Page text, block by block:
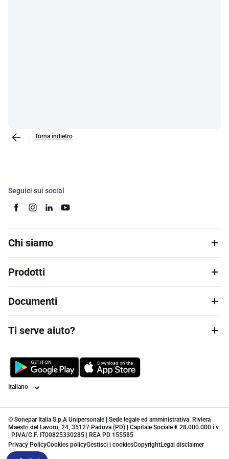
Torna indietro
Seguici sui social
Chi siamo
Prodotti
Documenti
Ti serve aiuto?
Lingua
© Sonepar Italia S.p.A Unipersonale | Sede legale ed amministrativa: Riviera
Maestri del Lavoro, 24, 35127 Padova (PD) | Capitale Sociale € 28.000.000 i.v.
| P.IVA/C.F. IT00825330285 | REA PD 155585
Privacy PolicyCookies policyGestisci i cookiesCopyrightLegal disclaimer